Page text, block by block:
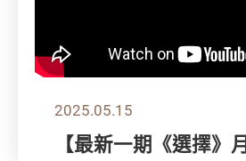
2025.05.15
【最新一期《選擇》